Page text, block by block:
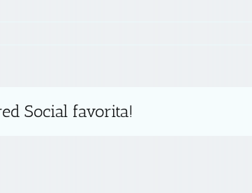
Social favorita!